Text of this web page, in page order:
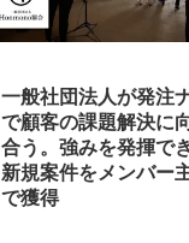
一般社団法人が発注
で顧客の課題解決に
合う。強みを発揮で
新規案件をメンバー
で獲得